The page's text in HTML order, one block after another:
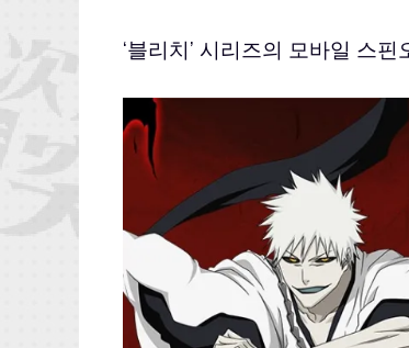
‘블리치’ 시리즈의 모바일 스